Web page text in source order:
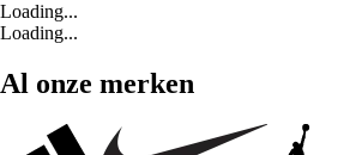
Loading...
Loading...
Al onze merken